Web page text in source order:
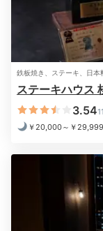
プレミアムクラ
ラブラウンジま
ます。前日まで
鉄板焼き、ステーキ、日本
ステーキハウス
3.54
￥20,000～￥29,999